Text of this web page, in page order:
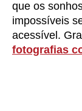
que os
impossíveis
acessível.
fotografias